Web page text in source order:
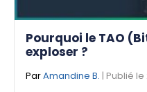
Pourquoi le TAO
exploser ?
ParAmandine B. | Publié